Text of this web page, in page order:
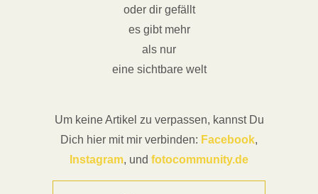
oder dir gefällt
es gibt mehr
als nur
eine sichtbare welt
Um keine Artikel zu verpassen, kannst Du
Dich hier mit mir verbinden: Facebook,
Instagram, und fotocommunity.de